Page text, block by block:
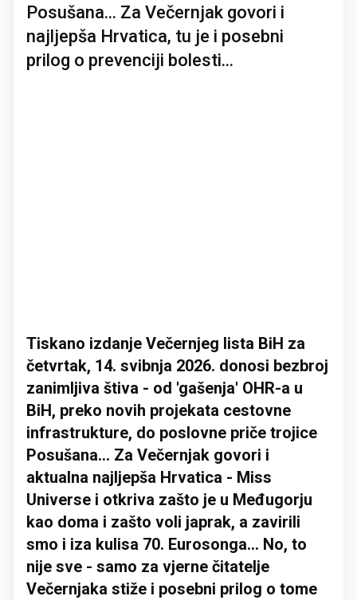
Posušana... Za Večernjak govori i
najljepša Hrvatica, tu je i posebni
prilog o prevenciji bolesti...
Tiskano izdanje Večernjeg lista BiH za
četvrtak, 14. svibnja 2026. donosi bezbroj
zanimljiva štiva - od 'gašenja' OHR-a u
BiH, preko novih projekata cestovne
infrastrukture, do poslovne priče trojice
Posušana... Za Večernjak govori i
aktualna najljepša Hrvatica - Miss
Universe i otkriva zašto je u Međugorju
kao doma i zašto voli japrak, a zavirili
smo i iza kulisa 70. Eurosonga... No, to
nije sve - samo za vjerne čitatelje
Večernjaka stiže i posebni prilog o tome